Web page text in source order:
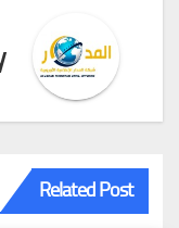
Related Post